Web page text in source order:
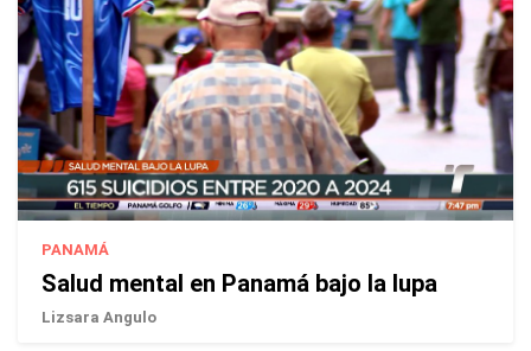
PANAMÁ
Salud mental en Panamá bajo la lupa
Lizsara Angulo